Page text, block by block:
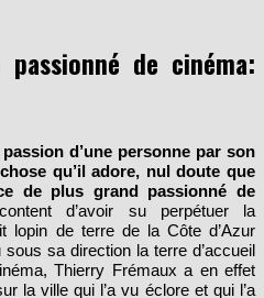
qu’il adore, nul doute que
de plus grand passionné de
d’avoir su perpétuer la
lopin de terre de la Côte d’Azur
sa direction la terre d’accueil
Thierry Frémaux a en effet
la ville qui l’a vu éclore et qui l’a
le mouvement : Lyon.